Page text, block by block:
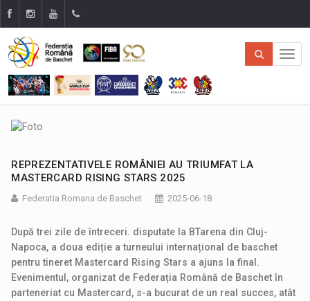
REPREZENTATIVELE ROMÂNIEI AU TRIUMFAT LA
MASTERCARD RISING STARS 2025
Federatia Romana de Baschet 2025-06-18
După trei zile de întreceri. disputate la BTarena din Cluj-
Napoca, a doua ediție a turneului internațional de baschet
pentru tineret Mastercard Rising Stars a ajuns la final.
Evenimentul, organizat de Federația Română de Baschet în
parteneriat cu Mastercard, s-a bucurat de un real succes, atât